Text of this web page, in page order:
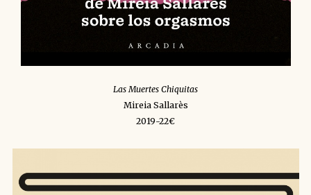
Las Muertes Chiquitas
Mireia Sallarès
2019-22€